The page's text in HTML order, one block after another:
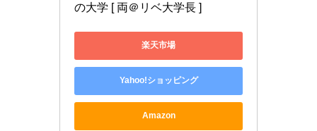
の大学 [ 両＠リベ大学長 ]
楽天市場
Yahoo!ショッピング
Amazon